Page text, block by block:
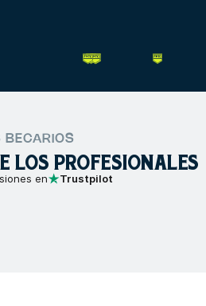
BECARIOS
LOS PROFESIONALES
en Trustpilot